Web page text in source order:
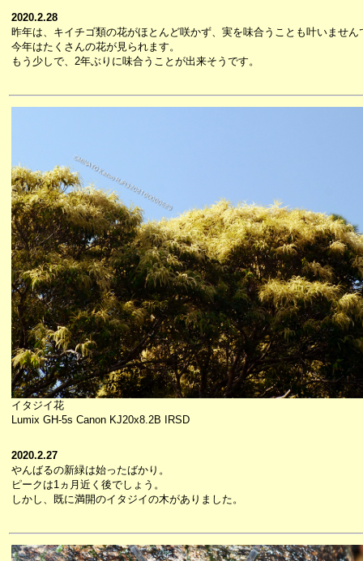
2020.2.28
昨年は、キイチゴ類の花がほとんど咲かず、実を味合うことも叶いません
今年はたくさんの花が見られます。
もう少しで、2年ぶりに味合うことが出来そうです。
イタジイ花
Lumix GH-5s Canon KJ20x8.2B IRSD
2020.2.27
やんばるの新緑は始ったばかり。
ピークは1ヵ月近く後でしょう。
しかし、既に満開のイタジイの木がありました。